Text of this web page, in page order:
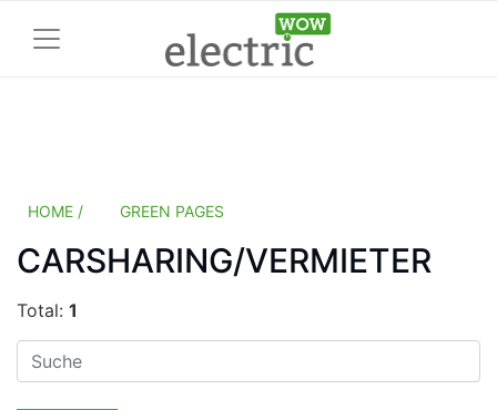
HOME / GREEN PAGES
CARSHARING/VERMIETER
Total: 1